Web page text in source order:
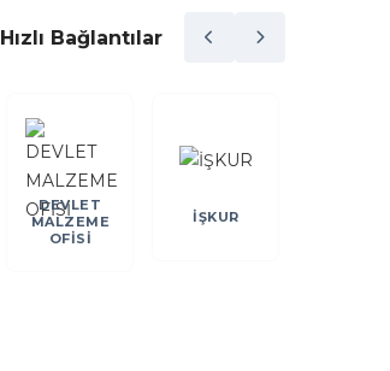
Hızlı Bağlantılar
DEVLET
MALZEME
OFİSİ
İŞKUR